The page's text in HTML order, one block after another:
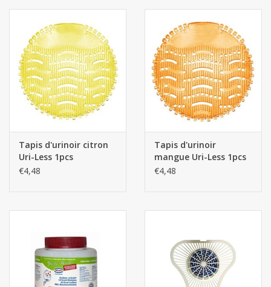
Tapis d'urinoir citron
Uri-Less 1pcs
€4,48
Tapis d'urinoir
mangue Uri-Less 1pcs
€4,48